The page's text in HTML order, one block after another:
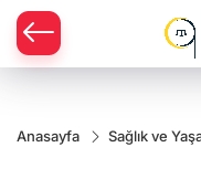
Anasayfa Sağlık ve